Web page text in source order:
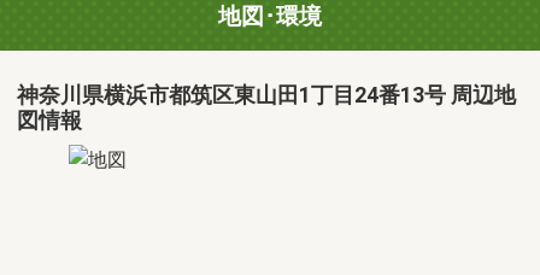
地図･環境
神奈川県横浜市都筑区東山田1丁目24番13号 周辺地
図情報